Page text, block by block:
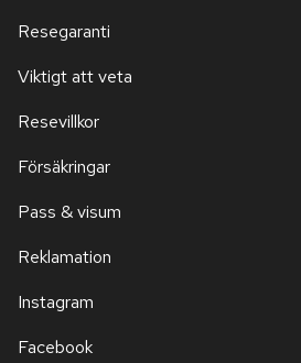
Resegaranti
Viktigt att veta
Resevillkor
Försäkringar
Pass & visum
Reklamation
Instagram
Facebook